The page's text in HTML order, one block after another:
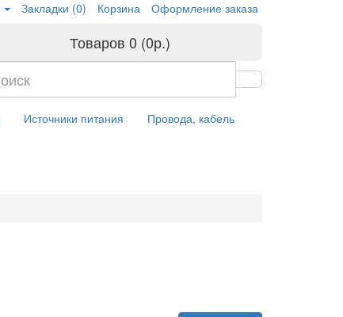
Закладки (0) Корзина
Оформление заказа
Товаров 0 (0р.)
Источники питания Провода, кабель